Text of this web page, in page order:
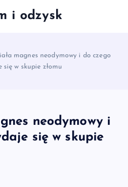
i odzysk
magnes neodymowy i do czego
się w skupie złomu
neodymowy i
się w skupie